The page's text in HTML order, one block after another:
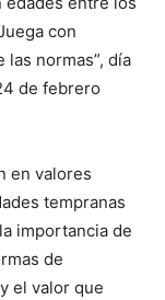
con
las normas”, día
de febrero
en valores
tempranas
importancia de
de
el valor que